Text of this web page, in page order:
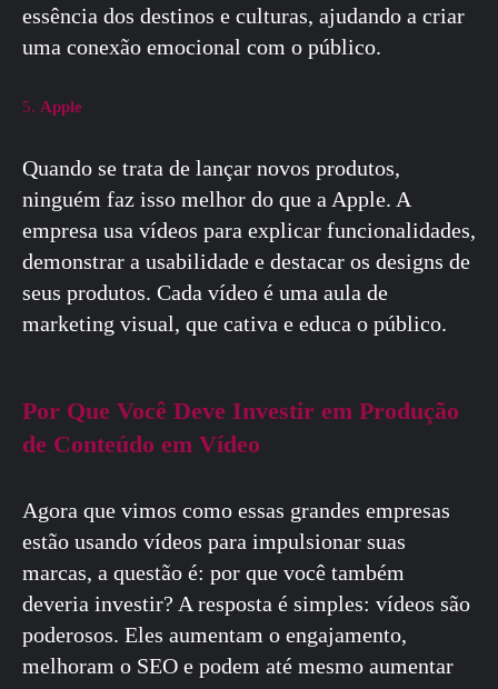
essência dos destinos e culturas, ajudando a criar
uma conexão emocional com o público.
5. Apple
Quando se trata de lançar novos produtos,
ninguém faz isso melhor do que a Apple. A
empresa usa vídeos para explicar funcionalidades,
demonstrar a usabilidade e destacar os designs de
seus produtos. Cada vídeo é uma aula de
marketing visual, que cativa e educa o público.
Por Que Você Deve Investir em Produção
de Conteúdo em Vídeo
Agora que vimos como essas grandes empresas
estão usando vídeos para impulsionar suas
marcas, a questão é: por que você também
deveria investir? A resposta é simples: vídeos são
poderosos. Eles aumentam o engajamento,
melhoram o SEO e podem até mesmo aumentar